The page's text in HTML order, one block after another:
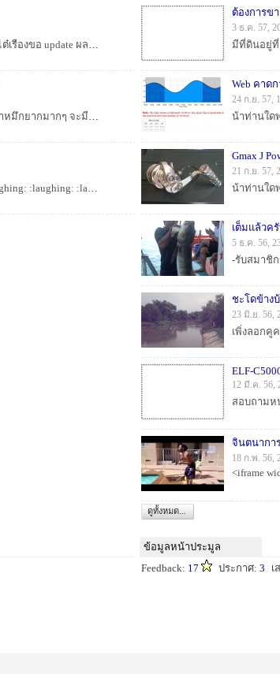
สวัสดีครับ พี่น้องชาว SFC วันนี้ปมได้มาตกปลากับไต๋เรืองขอ update ผลงานแบบตาต่อตาฟันต่อฟันเลยน๊ะครับ ยังไม่รู้ผลจะออกมาเป็นไง อิอิ :laughing: :laughi...
สวัสดีครับ ทรีปนี้เราได้ไปตกปลาที่สัตหีบ ในวันที่หาหมึกยากมากๆ จะมีอะไรให้ดูลองตามชมครับ :laughing: :laughing: :laughing: :laughing: :laughing:...
ไม่ได้มานานแล้วลองไปดูกันซักตั้ง :laughing: :laughing: :laughing: :laughing: :laughing: :laughing:...
3 ธ.ค. 57,
Web คาด
24 ก.ย. 57,
Gmax J
21 ก.ย. 57,
เต็มแล้วค
5 ธ.ค. 56,
ชะโดข้าง
23 มิ.ย. 56,
เพิ่งลอกคู
ELF-
12 มี.ค. 56,
จินตนากา
18 ก.พ. 56,
ดูทั้งหมด...
ข้อมูลหน้าประมูล
Feedback: 17 ประกาศ: 3 เ